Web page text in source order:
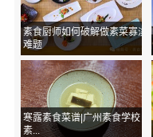
素食厨师如何破解做素菜寡淡
难题
寒露素食菜谱|广州素食学校
素...